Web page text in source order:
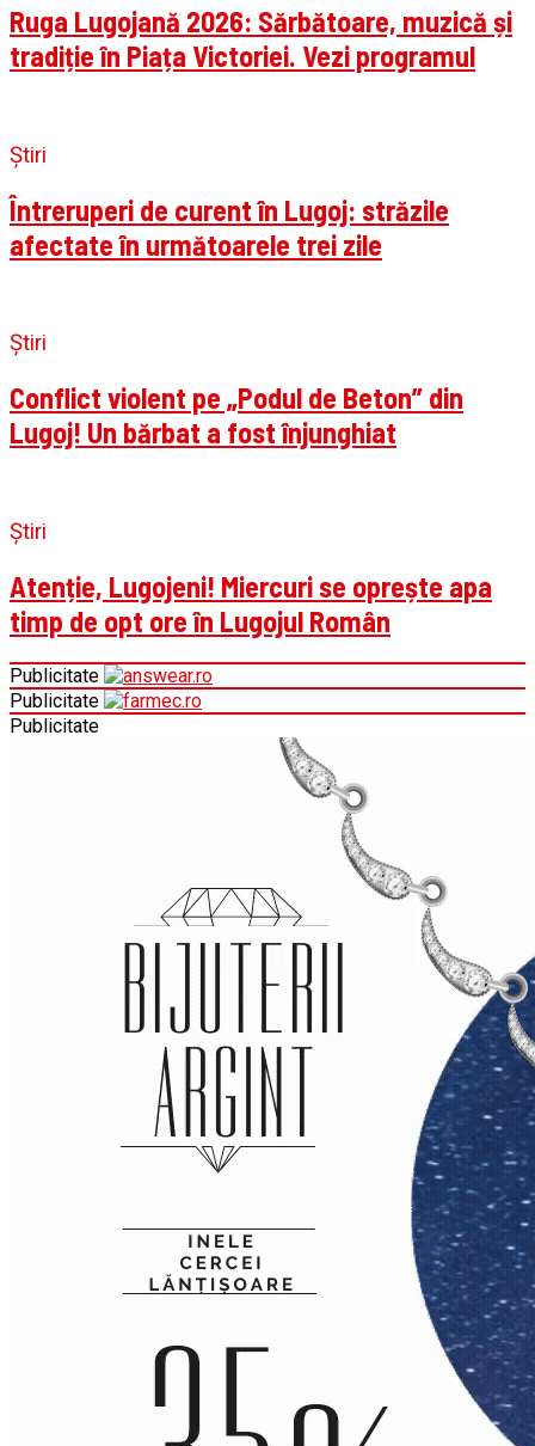
Ruga Lugojană 2026: Sărbătoare, muzică și
tradiție în Piața Victoriei. Vezi programul
Știri
Întreruperi de curent în Lugoj: străzile
afectate în următoarele trei zile
Știri
Conflict violent pe „Podul de Beton” din
Lugoj! Un bărbat a fost înjunghiat
Știri
Atenție, Lugojeni! Miercuri se oprește apa
timp de opt ore în Lugojul Român
Publicitate
Publicitate
Publicitate